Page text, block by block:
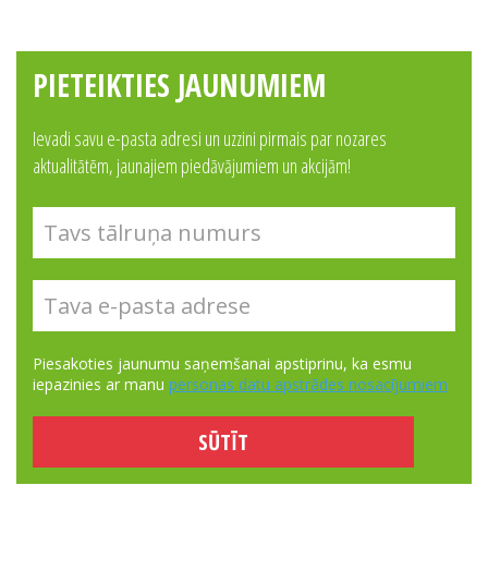
PIETEIKTIES JAUNUMIEM
Ievadi savu e-pasta adresi un uzzini pirmais par nozares
aktualitātēm, jaunajiem piedāvājumiem un akcijām!
Piesakoties jaunumu saņemšanai apstiprinu, ka esmu
iepazinies ar manu personas datu apstrādes nosacījumiem